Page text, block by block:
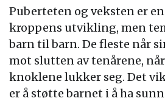
Puberteten og veksten er
kroppens utvikling, men
barn til barn. De fleste når
mot slutten av tenårene,
knoklene lukker seg. Det
er å støtte barnet i å ha